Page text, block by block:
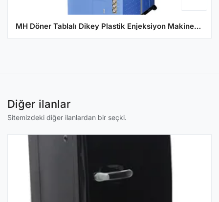
MH Döner Tablalı Dikey Plastik Enjeksiyon Makinesi Serisi
Diğer ilanlar
Sitemizdeki diğer ilanlardan bir seçki.